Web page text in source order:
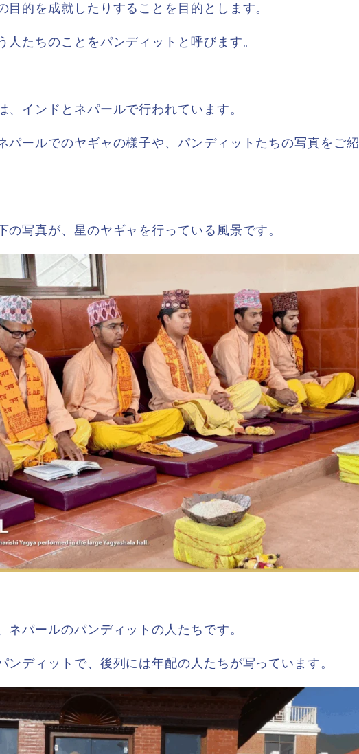
目的を成就したりすることを目的とします。
人たちのことをパンディットと呼びます。
、インドとネパールで行われています。
パールでのヤギャの様子や、パンディットたちの写真をご紹
の写真が、星のヤギャを行っている風景です。
ネパールのパンディットの人たちです。
ンディットで、後列には年配の人たちが写っています。